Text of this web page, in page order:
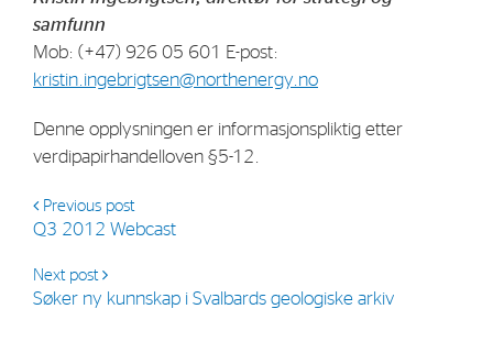
samfunn
Mob: (+47) 926 05 601 E-post:
kristin.ingebrigtsen@northenergy.no
Denne opplysningen er informasjonspliktig etter
verdipapirhandelloven §5-12.
Previous post
Q3 2012 Webcast
Next post
Søker ny kunnskap i Svalbards geologiske arkiv